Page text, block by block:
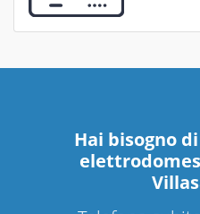
Hai bisogno